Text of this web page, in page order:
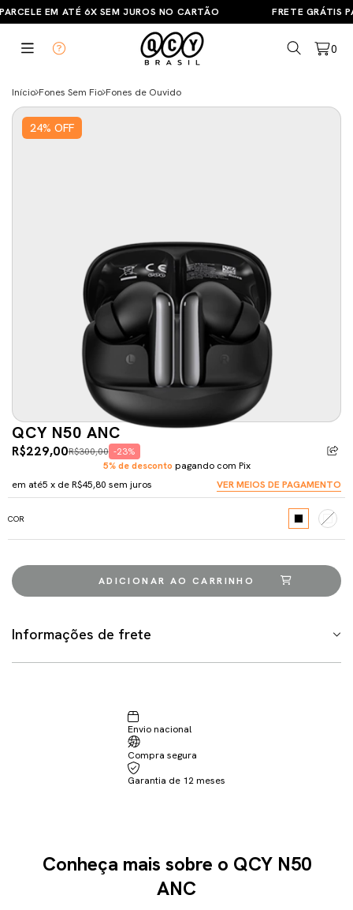
EM ATÉ 6X SEM JUROS NO CARTÃO FRETE GRÁTIS
0
24% OFF
Início Fones Sem Fio Fones de Ouvido
QCY N50 ANC
R$229,00R$300,00 -23%
5% de desconto pagando com Pix
em até5 x deR$45,80 sem juros VER MEIOS DE PAGAMENTO
COR
Informações de frete
Envio nacional
Compra segura
Garantia de 12 meses
Conheça mais sobre o QCY N50
ANC